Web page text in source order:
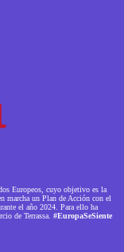
Europeos, cuyo objetivo es la
marcha un Plan de Acción con el
el año 2024. Para ello ha
de Terrassa. #EuropaSeSiente